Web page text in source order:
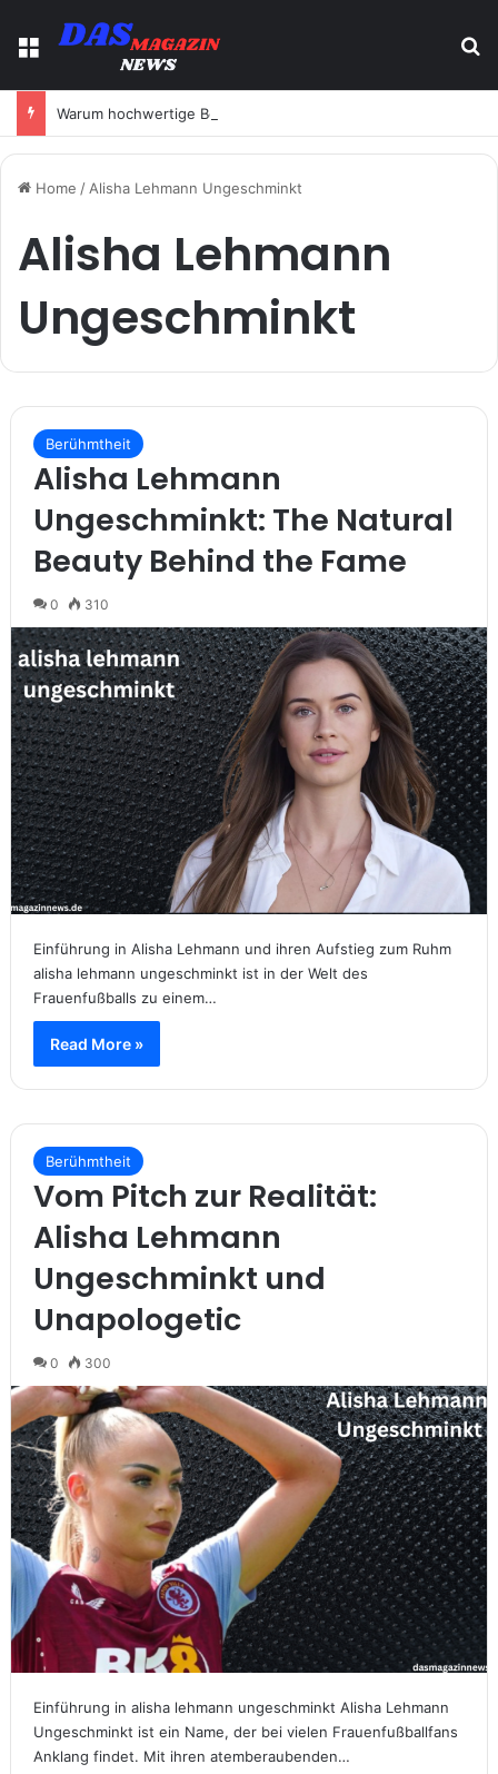
Menu
Home /Alisha Lehmann Ungeschminkt
Alisha Lehmann
Ungeschminkt
Berühmtheit
Alisha Lehmann
Ungeschminkt: The Natural
Beauty Behind the Fame
0 310
Einführung in Alisha Lehmann und ihren Aufstieg zum Ruhm
alisha lehmann ungeschminkt ist in der Welt des
Frauenfußballs zu einem…
Read More »
Berühmtheit
Vom Pitch zur Realität:
Alisha Lehmann
Ungeschminkt und
Unapologetic
0 300
Einführung in alisha lehmann ungeschminkt Alisha Lehmann
Ungeschminkt ist ein Name, der bei vielen Frauenfußballfans
Anklang findet. Mit ihren atemberaubenden…